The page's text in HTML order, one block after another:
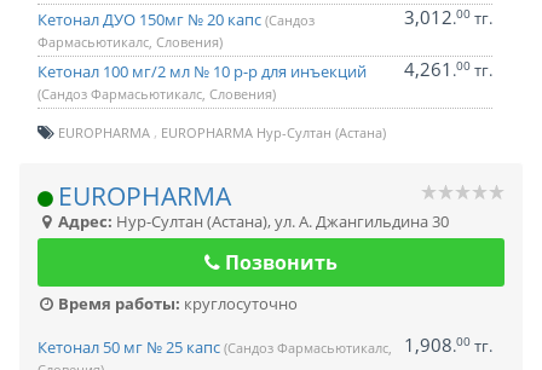
Кетонал ДУО 150мг № 20 капс (Сандоз
Фармасьютикалс, Словения)
3,012.00 тг.
Кетонал 100 мг/2 мл № 10 р-р для инъекций
(Сандоз Фармасьютикалс, Словения)
4,261 .00 тг.
EUROPHARMA EUROPHARMA Нур-Султан (Астана)
EUROPHARMA
Адрес: Нур-Султан (Астана),ул. А. Джангильдина 30
Позвонить
Время работы: круглосуточно
Кетонал 50 мг № 25 капс (Сандоз Фармасьютикалс,
1,908.00 тг.